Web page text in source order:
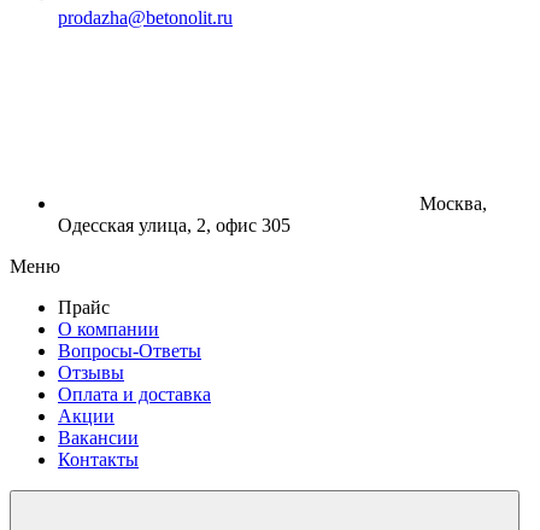
prodazha@betonolit.ru
Москва,
Одесская улица, 2, офис 305
Меню
Прайс
О компании
Вопросы-Ответы
Отзывы
Оплата и доставка
Акции
Вакансии
Контакты